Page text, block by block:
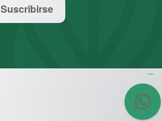
Suscribirse
👋 Hola, ¿Cómo puedo
asesorarte?